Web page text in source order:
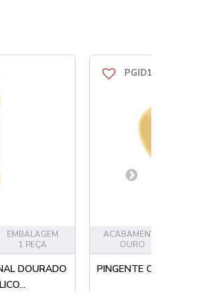
EMBALAGEM
1 PEÇA
DOURADO
PGID1358-41
ACABAMENTO
OURO
PINGENTE CORAÇÃO